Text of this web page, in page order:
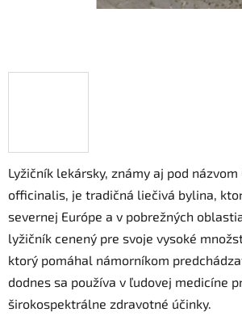
Lyžičník lekársky, známy aj pod názvom
officinalis, je tradičná liečivá bylina,
severnej Európe a v pobrežných
lyžičník cenený pre svoje vysoké
ktorý pomáhal námorníkom
dodnes sa používa v ľudovej medicíne
širokospektrálne zdravotné účinky.